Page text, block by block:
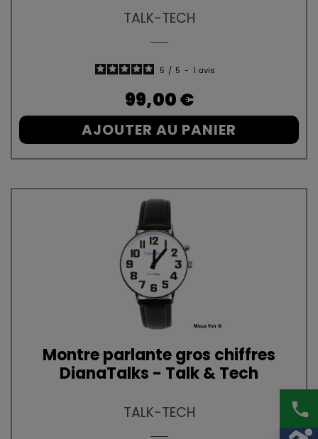
TALK-TECH
5 / 5 - 1 avis
Prix
99,00 €
AJOUTER AU PANIER
Montre parlante gros chiffres
DianaTalks - Talk & Tech
TALK-TECH phone